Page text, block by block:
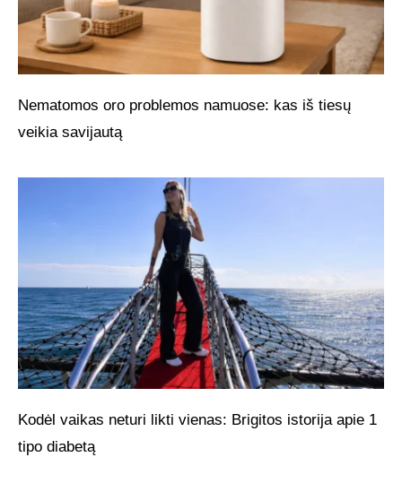
Nematomos oro problemos namuose: kas iš tiesų
veikia savijautą
Kodėl vaikas neturi likti vienas: Brigitos istorija apie 1
tipo diabetą